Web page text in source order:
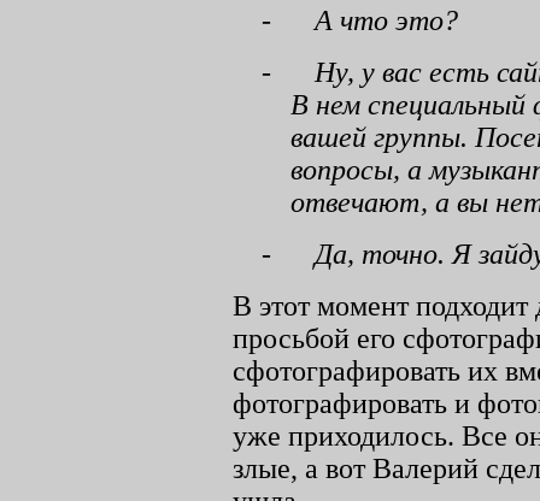
-
А что это?
-
Ну, у вас есть
В нем
вашей группы.
вопросы, а
отвечают, а вы
-
Да, точно. Я
В этот момент
просьбой его
сфотографировать их
фотографировать и
уже приходилось. Все
злые, а вот Валерий